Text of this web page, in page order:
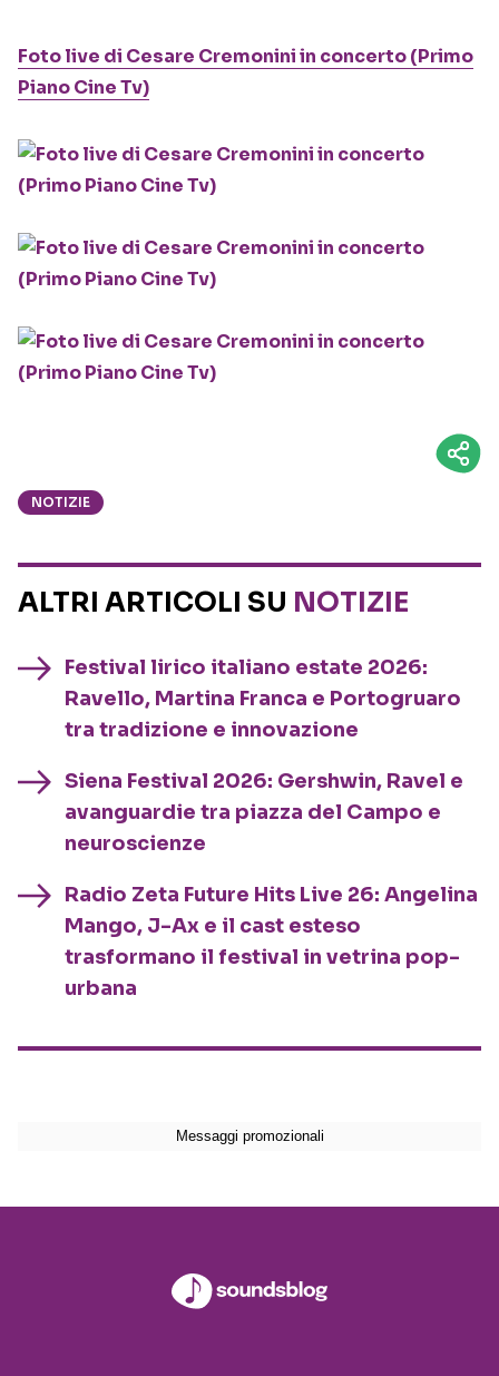
Foto live di Cesare Cremonini in concerto (Primo
Piano Cine Tv)
NOTIZIE
ALTRI ARTICOLI SU NOTIZIE
Festival lirico italiano estate 2026:
Ravello, Martina Franca e Portogruaro
tra tradizione e innovazione
Siena Festival 2026: Gershwin, Ravel e
avanguardie tra piazza del Campo e
neuroscienze
Radio Zeta Future Hits Live 26: Angelina
Mango, J-Ax e il cast esteso
trasformano il festival in vetrina pop-
urbana